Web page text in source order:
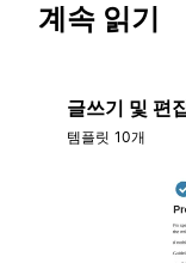
계속 읽기
글쓰기 및 편
템플릿 10개